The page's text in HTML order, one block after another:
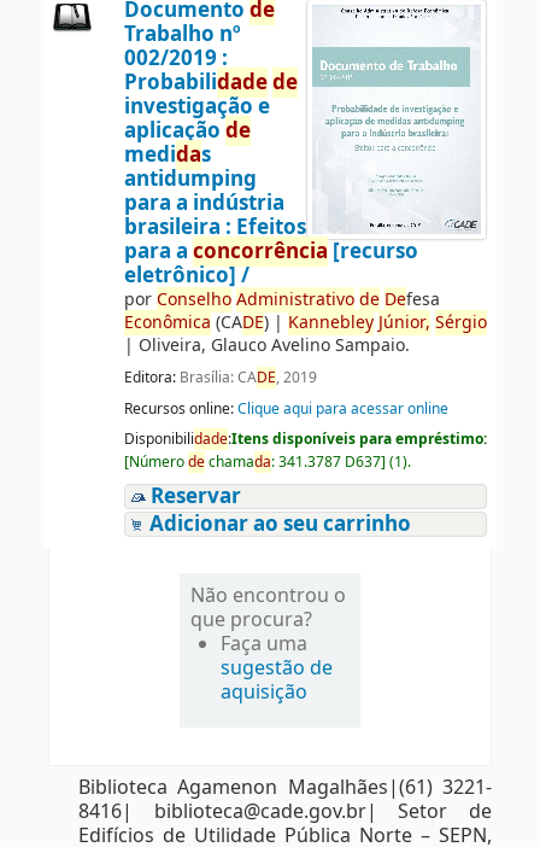
Documento de
Trabalho nº
002/2019 :
Probabilidadede
investigação e
aplicação de
medidas
antidumping
para a indústria
brasileira : Efeitos
para a concorrência [recurso
eletrônico] /
porConselho Administrativo de Defesa
Econômica (CADE)| Kannebley Júnior, Sérgio
| Oliveira, Glauco Avelino Sampaio.
Editora: Brasília: CADE, 2019
Recursos online:Clique aqui para acessar online
Disponibilidade:Itens disponíveis para empréstimo:
[Númerodechamada:341.3787 D637] (1).
Reservar
Adicionar ao seu carrinho
Não encontrou o
que procura?
Faça uma
sugestão de
aquisição
Biblioteca Agamenon Magalhães|(61) 3221-
8416| biblioteca@cade.gov.br| Setor de
Edifícios de Utilidade Pública Norte – SEPN,